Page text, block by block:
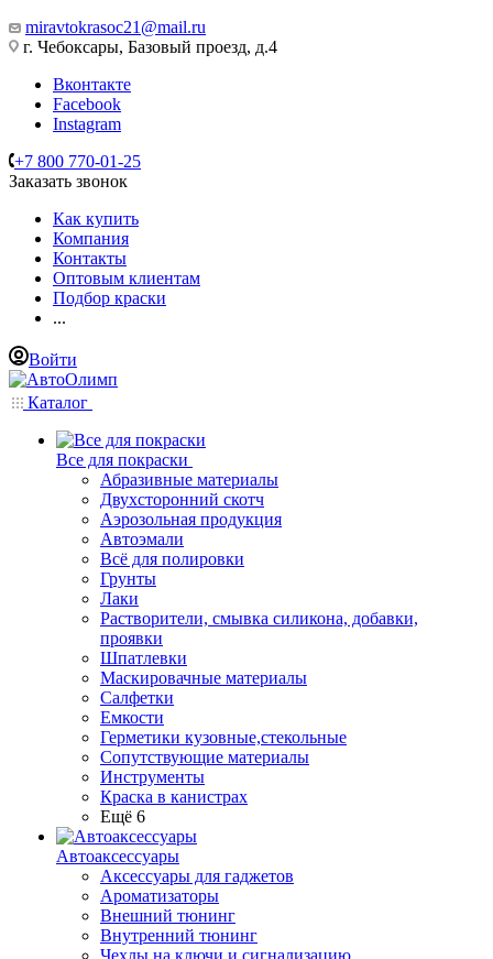
miravtokrasoc21@mail.ru
г. Чебоксары, Базовый проезд, д.4
Вконтакте
Facebook
Instagram
+7 800 770-01-25
Заказать звонок
Как купить
Компания
Контакты
Оптовым клиентам
Подбор краски
...
Войти
Каталог
Все для покраски
Абразивные материалы
Двухсторонний скотч
Аэрозольная продукция
Автоэмали
Всё для полировки
Грунты
Лаки
Растворители, смывка силикона, добавки,
проявки
Шпатлевки
Маскировачные материалы
Салфетки
Емкости
Герметики кузовные,стекольные
Сопутствующие материалы
Инструменты
Краска в канистрах
Ещё 6
Автоаксессуары
Аксессуары для гаджетов
Ароматизаторы
Внешний тюнинг
Внутренний тюнинг
Чехлы на ключи и сигнализацию